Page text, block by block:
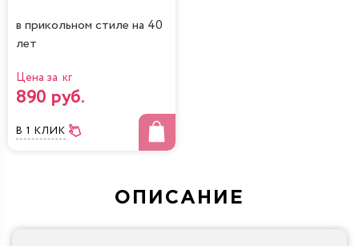
в прикольном стиле на 40
лет
Цена за кг
890 руб.
В 1 КЛИК
ОПИСАНИЕ